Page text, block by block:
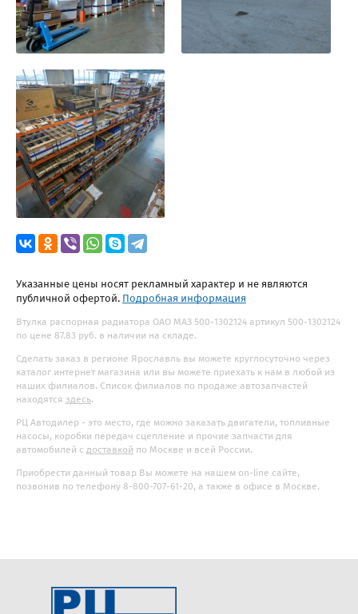
Указанные цены носят рекламный характер и не являются
публичной офертой. Подробная информация
Втулка распорная радиатора ОАО МАЗ 500-1302124 артикул 500-1302124
по цене 87.83 руб. в наличии на складе.
Сделать заказ в регионе Ярославль вы можете круглосуточно через
каталог интернет магазина или вы можете приехать к нам в любой из
наших филиалов. Список филиалов по продаже автозапчастей
находятся здесь.
РЦ Автодилер - это место, где можно заказать двигатели, топливные
насосы, коробки передач сцепление и прочие запчасти для
автомобилей с доставкой по Москве и всей России.
Приобрести данный товар Вы можете на нашем on-line сайте,
позвонив по телефону 8-800-707-61-20, а также в офисе в Москве.